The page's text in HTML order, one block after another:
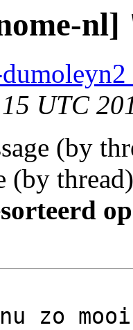
nl]
UTC
(by
(by
zo mooi